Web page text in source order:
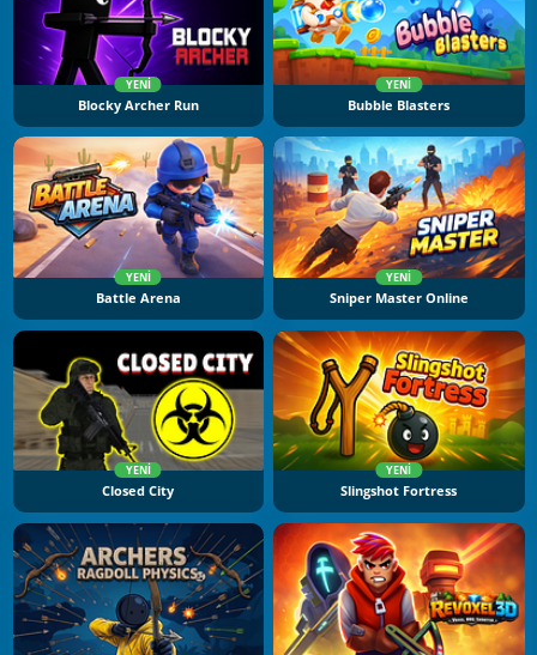
YENI
Blocky Archer Run
YENI
Bubble Blasters
YENI
Battle Arena
YENI
Sniper Master Online
YENI
Closed City
YENI
Slingshot Fortress